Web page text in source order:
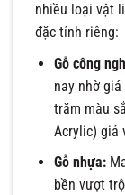
nhiều loại vật
đặc tính riêng:
Gỗ công
nay nhờ
trăm màu
Acrylic) giả
Gỗ nhựa:
bền vượt